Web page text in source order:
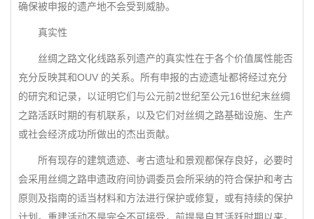
确保被申报的遗产地不会受到威胁。
真实性
丝绸之路文化线路系列遗产的真实性在于各个价值属性能否
充分反映其和OUV 的关系。所有申报的古迹遗址都将经过充分
的研究和记录，以证明它们与公元前2世纪至公元16世纪末丝绸
之路活跃时期的有机联系，以及它们对丝绸之路基础设施、生产
或社会经济成功所做出的杰出贡献。
所有现存的建筑遗迹、考古遗址和景观都保存良好，必要时
会采用丝绸之路申遗政府间协调委员会所采纳的符合保护和考古
原则及指南的适当材料和方法进行保护或修复，或有持续的保护